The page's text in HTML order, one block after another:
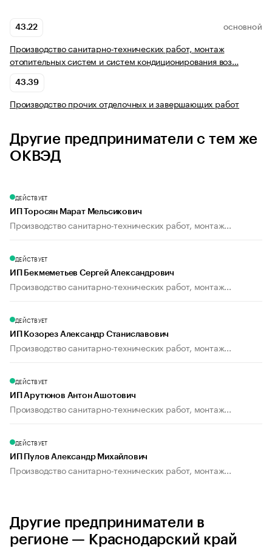
43.22 ОСНОВНОЙ
Производство санитарно-технических работ, монтаж
отопительных систем и систем кондиционирования воз…
43.39
Производство прочих отделочных и завершающих работ
Другие предприниматели с тем же
ОКВЭД
ДЕЙСТВУЕТ
ИП Торосян Марат Мельсикович
Производство санитарно-технических работ, монтаж...
ДЕЙСТВУЕТ
ИП Бекмеметьев Сергей Александрович
Производство санитарно-технических работ, монтаж...
ДЕЙСТВУЕТ
ИП Козорез Александр Станиславович
Производство санитарно-технических работ, монтаж...
ДЕЙСТВУЕТ
ИП Арутюнов Антон Ашотович
Производство санитарно-технических работ, монтаж...
ДЕЙСТВУЕТ
ИП Пулов Александр Михайлович
Производство санитарно-технических работ, монтаж...
Другие предприниматели в
регионе — Краснодарский край